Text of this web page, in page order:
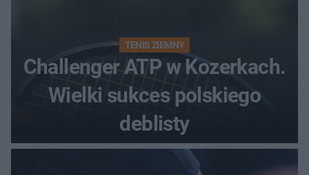
TENIS ZIEMNY
Challenger ATP w Kozerkach.
Wielki sukces polskiego
deblisty